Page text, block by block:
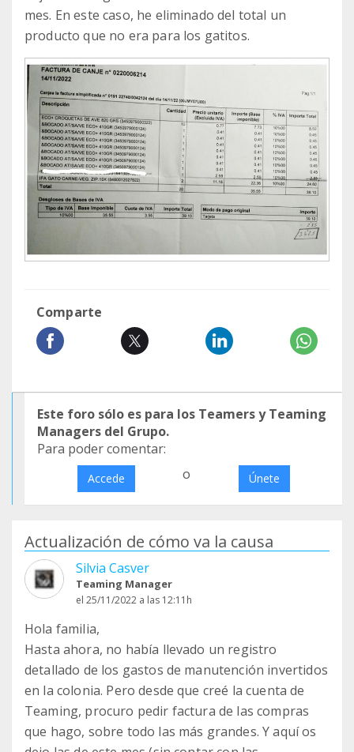
mes. En este caso, he eliminado del total un
producto que no era para los gatitos.
Comparte
Este foro sólo es para los Teamers y Teaming
Managers del Grupo.
Para poder comentar:
Accede o Únete
Actualización de cómo va la causa
Silvia Casver
Teaming Manager
el 25/11/2022 a las 12:11h
Hola familia,
Hasta ahora, no había llevado un registro
detallado de los gastos de manutención invertidos
en la colonia. Pero desde que creé la cuenta de
Teaming, procuro pedir factura de las compras
que hago, sobre todo las más grandes. Y aquí os